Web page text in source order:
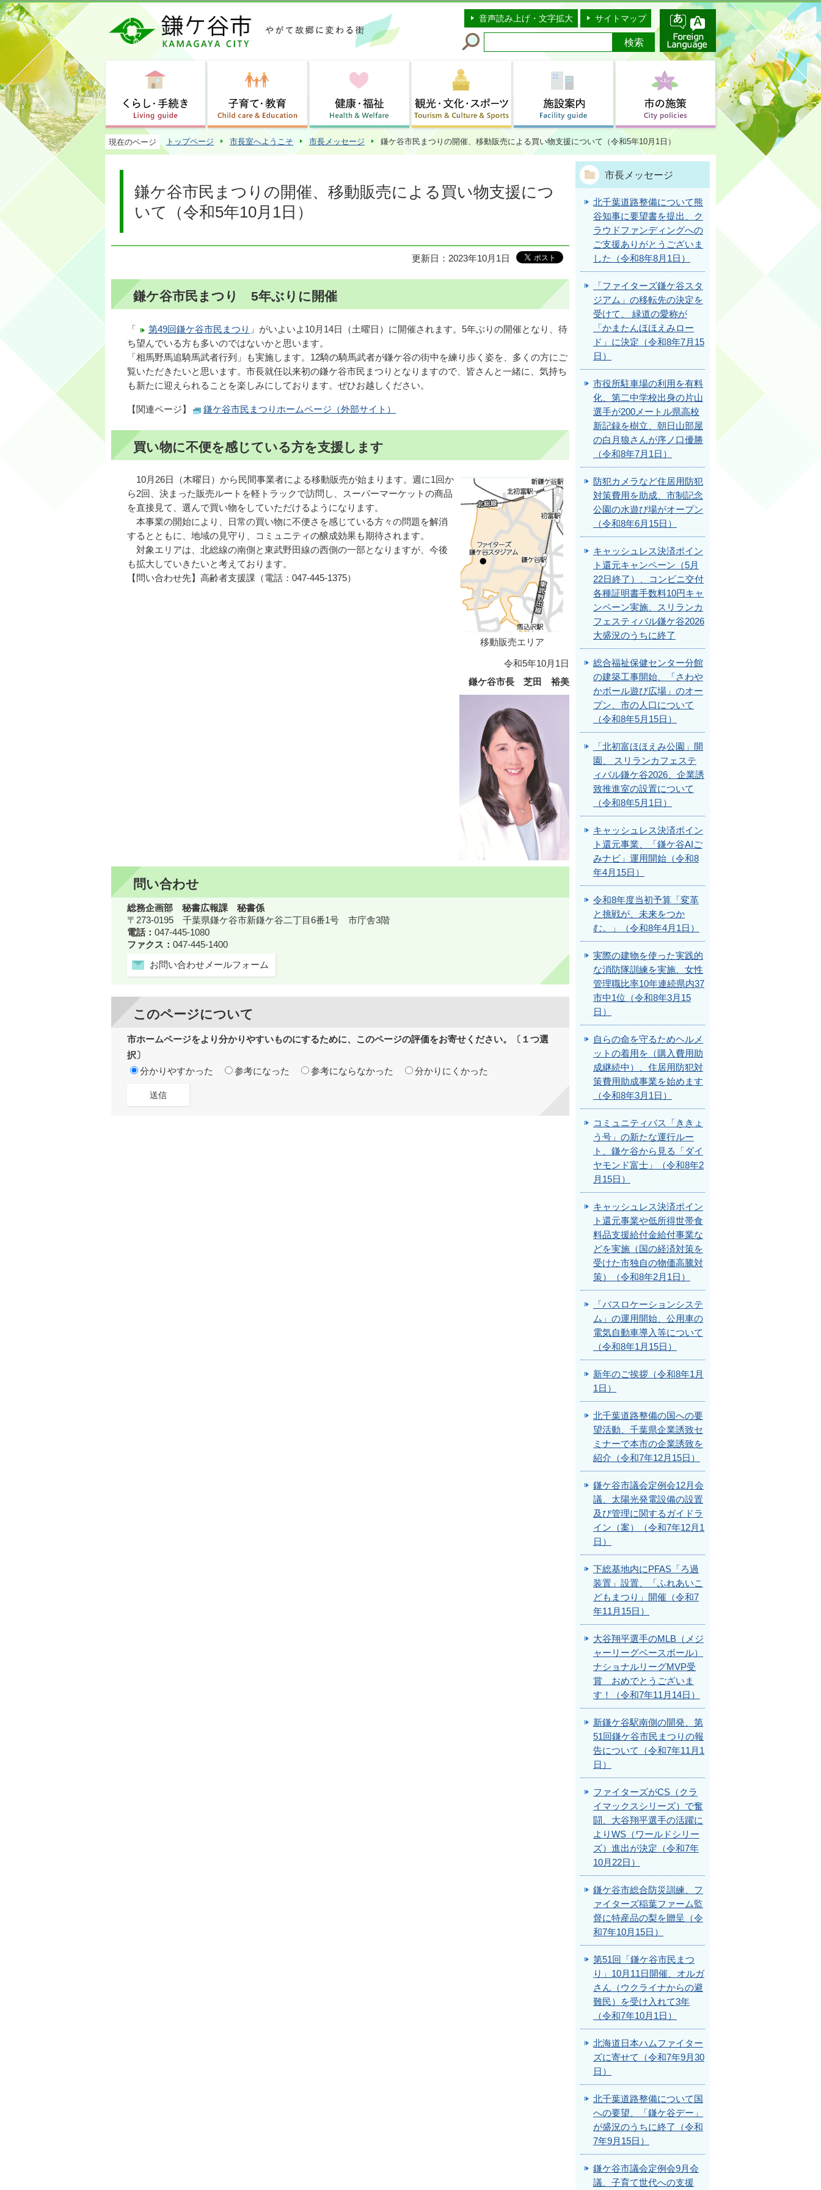
このページの本文へ移動
音声読み上げ・文字拡大 サイトマップ
現在のページ トップページ 市長室へようこそ 市長メッセージ 鎌ケ谷市民まつりの開催、移動販売による買い物支援について（令和5年10月1日）
鎌ケ谷市民まつりの開催、移動販売による買い物支援につ
いて（令和5年10月1日）
更新日：2023年10月1日
鎌ケ谷市民まつり 5年ぶりに開催
「 第49回鎌ケ谷市民まつり 」がいよいよ10月14日（土曜日）に開催されます。5年ぶりの開催となり、待
ち望んでいる方も多いのではないかと思います。
「相馬野馬追騎馬武者行列」も実施します。12騎の騎馬武者が鎌ケ谷の街中を練り歩く姿を、多くの方にご
覧いただきたいと思います。市長就任以来初の鎌ケ谷市民まつりとなりますので、皆さんと一緒に、気持ち
も新たに迎えられることを楽しみにしております。ぜひお越しください。
【関連ページ】 鎌ケ谷市民まつりホームページ（外部サイト）
買い物に不便を感じている方を支援します
移動販売エリア
10月26日（木曜日）から民間事業者による移動販売が始まります。週に1回か
ら2回、決まった販売ルートを軽トラックで訪問し、スーパーマーケットの商品
を直接見て、選んで買い物をしていただけるようになります。
本事業の開始により、日常の買い物に不便さを感じている方々の問題を解消
するとともに、地域の見守り、コミュニティの醸成効果も期待されます。
対象エリアは、北総線の南側と東武野田線の西側の一部となりますが、今後
も拡大していきたいと考えております。
【問い合わせ先】高齢者支援課（電話：047-445-1375）
令和5年10月1日
鎌ケ谷市長 芝田 裕美
問い合わせ
総務企画部 秘書広報課 秘書係
〒273-0195 千葉県鎌ケ谷市新鎌ケ谷二丁目6番1号 市庁舎3階
電話： 047-445-1080
ファクス： 047-445-1400
お問い合わせメールフォーム
このページについて
市ホームページをより分かりやすいものにするために、このページの評価をお寄せください。〔１つ選
択〕
分かりやすかった
参考になった 参考にならなかった 分かりにくかった
市長メッセージ
北千葉道路整備について熊
谷知事に要望書を提出、ク
ラウドファンディングへの
ご支援ありがとうございま
した（令和8年8月1日）
「ファイターズ鎌ケ谷スタ
ジアム」の移転先の決定を
受けて、 緑道の愛称が
「かまたんほほえみロー
ド」に決定（令和8年7月15
日）
市役所駐車場の利用を有料
化、第二中学校出身の片山
選手が200メートル県高校
新記録を樹立、朝日山部屋
の白月狼さんが序ノ口優勝
（令和8年7月1日）
防犯カメラなど住居用防犯
対策費用を助成、市制記念
公園の水遊び場がオープン
（令和8年6月15日）
キャッシュレス決済ポイン
ト還元キャンペーン（5月
22日終了）、コンビニ交付
各種証明書手数料10円キャ
ンペーン実施、スリランカ
フェスティバル鎌ケ谷2026
大盛況のうちに終了
総合福祉保健センター分館
の建築工事開始、「さわや
かボール遊び広場」のオー
プン、市の人口について
（令和8年5月15日）
「北初富ほほえみ公園」開
園、 スリランカフェステ
ィバル鎌ケ谷2026、企業誘
致推進室の設置について
（令和8年5月1日）
キャッシュレス決済ポイン
ト還元事業、「鎌ケ谷AIご
みナビ」運用開始（令和8
年4月15日）
令和8年度当初予算「変革
と挑戦が、未来をつか
む。」（令和8年4月1日）
実際の建物を使った実践的
な消防隊訓練を実施、女性
管理職比率10年連続県内37
市中1位（令和8年3月15
日）
自らの命を守るためヘルメ
ットの着用を（購入費用助
成継続中）、住居用防犯対
策費用助成事業を始めます
（令和8年3月1日）
コミュニティバス「ききょ
う号」の新たな運行ルー
ト、鎌ケ谷から見る「ダイ
ヤモンド富士」（令和8年2
月15日）
キャッシュレス決済ポイン
ト還元事業や低所得世帯食
料品支援給付金給付事業な
どを実施（国の経済対策を
受けた市独自の物価高騰対
策）（令和8年2月1日）
「バスロケーションシステ
ム」の運用開始、公用車の
電気自動車導入等について
（令和8年1月15日）
新年のご挨拶（令和8年1月
1日）
北千葉道路整備の国への要
望活動、千葉県企業誘致セ
ミナーで本市の企業誘致を
紹介（令和7年12月15日）
鎌ケ谷市議会定例会12月会
議、太陽光発電設備の設置
及び管理に関するガイドラ
イン（案）（令和7年12月1
日）
下総基地内にPFAS「ろ過
装置」設置、「ふれあいこ
どもまつり」開催（令和7
年11月15日）
大谷翔平選手のMLB（メジ
ャーリーグベースボール）
ナショナルリーグMVP受
賞 おめでとうございま
す！（令和7年11月14日）
新鎌ケ谷駅南側の開発、第
51回鎌ケ谷市民まつりの報
告について（令和7年11月1
日）
ファイターズがCS（クラ
イマックスシリーズ）で奮
闘、大谷翔平選手の活躍に
よりWS（ワールドシリー
ズ）進出が決定（令和7年
10月22日）
鎌ケ谷市総合防災訓練、フ
ァイターズ稲葉ファーム監
督に特産品の梨を贈呈（令
和7年10月15日）
第51回「鎌ケ谷市民まつ
り」10月11日開催、オルガ
さん（ウクライナからの避
難民）を受け入れて3年
（令和7年10月1日）
北海道日本ハムファイター
ズに寄せて（令和7年9月30
日）
北千葉道路整備について国
への要望、「鎌ケ谷デー」
が盛況のうちに終了（令和
7年9月15日）
鎌ケ谷市議会定例会9月会
議、子育て世代への支援